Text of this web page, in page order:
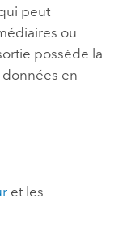
peut
ou
possède la
en
et les